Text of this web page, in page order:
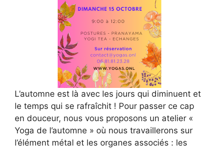
L’automne est là avec les jours qui diminuent et
le temps qui se rafraîchit ! Pour passer ce cap
en douceur, nous vous proposons un atelier «
Yoga de l’automne » où nous travaillerons sur
l’élément métal et les organes associés : les